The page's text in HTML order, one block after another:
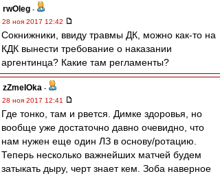
rwOleg -
28 ноя 2017 12:42
Сокнижники, ввиду травмы ДК, можно как-то на
КДК вынести требование о наказании
аргентинца? Какие там регламенты?
zZmeIOka -
28 ноя 2017 12:41
Где тонко, там и рвется. Димке здоровья, но
вообще уже достаточно давно очевидно, что
нам нужен еще один ЛЗ в основу/ротацию.
Теперь несколько важнейших матчей будем
затыкать дыру, черт знает кем. Зоба наверное